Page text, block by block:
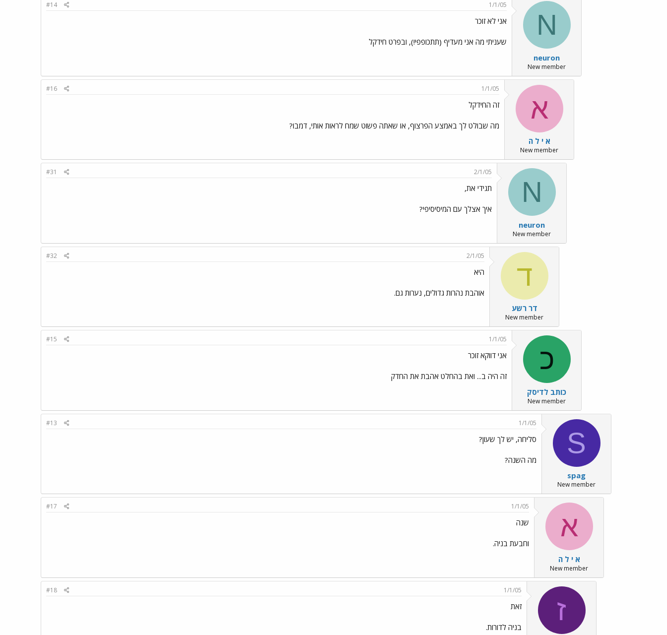
N
neuron
New member
1/1/05
#14
אני לא זוכר
שעניתי מה אני מעדיף (תתכופפי!), ובפרט חידקל
א
א י ל ה
New member
1/1/05
#16
זה החידקל
מה שבולט לך באמצע הפרצוף, או שאתה פשוט שמח לראות אותי, דמבו?
N
neuron
New member
2/1/05
#31
תגידי את,
איך אצלך עם המיסיסיפי?
ד
דר רשע
New member
2/1/05
#32
היא
אוהבת נהרות גדולים, נערות גם.
כ
כותב לדיסק
New member
1/1/05
#15
אני דווקא זוכר
זה היה ב... ואת בהחלט אהבת את החדק
S
spag
New member
1/1/05
#13
סליחה, יש לך שעון?
מה השנה?
א
א י ל ה
New member
1/1/05
#17
שנה
וחבעת בניה.
ז
1/1/05
#18
זאת
בניה לדורות.